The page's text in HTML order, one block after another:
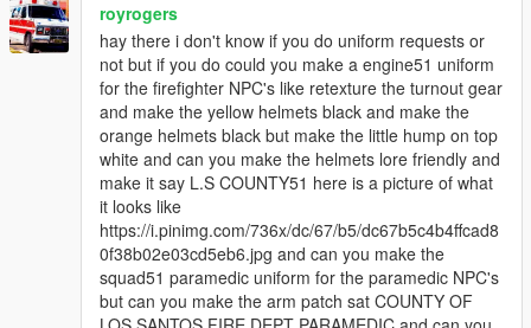
royrogers
hay there i don't know if you do uniform requests or
not but if you do could you make a engine51 uniform
for the firefighter NPC's like retexture the turnout gear
and make the yellow helmets black and make the
orange helmets black but make the little hump on top
white and can you make the helmets lore friendly and
make it say L.S COUNTY51 here is a picture of what
it looks like
https://i.pinimg.com/736x/dc/67/b5/dc67b5c4b4ffcad8
0f38b02e03cd5eb6.jpg and can you make the
squad51 paramedic uniform for the paramedic NPC's
but can you make the arm patch sat COUNTY OF